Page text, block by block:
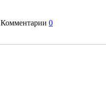
Комментарии 0